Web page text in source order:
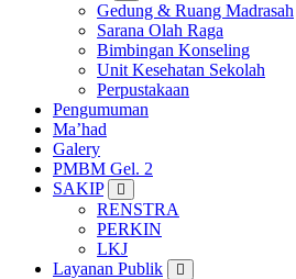
Gedung & Ruang Madrasah
Sarana Olah Raga
Bimbingan Konseling
Unit Kesehatan Sekolah
Perpustakaan
Pengumuman
Ma’had
Galery
PMBM Gel. 2
SAKIP
RENSTRA
PERKIN
LKJ
Layanan Publik